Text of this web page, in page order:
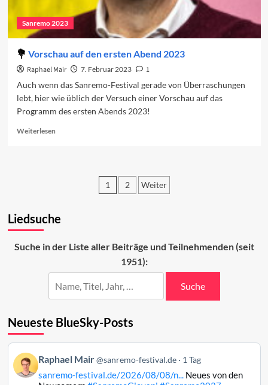
Sanremo 2023
Vorschau auf den ersten Abend 2023
Raphael Mair 7. Februar 2023
1
Auch wenn das Sanremo-Festival gerade von Überraschungen
lebt, hier wie üblich der Versuch einer Vorschau auf das
Programm des ersten Abends 2023!
WeiterlesenRead
2023
Beiträge
1 2 Weiter
Liedsuche
Suche in der Liste aller Beiträge und Teilnehmenden (seit
1951):
Suche
Neueste BlueSky-Posts
Beitrag
von
Raphael
Raphael Mair @sanremo-festival.de 1 Tag
sanremo-festival.de/2026/08/08/n...Neues von den